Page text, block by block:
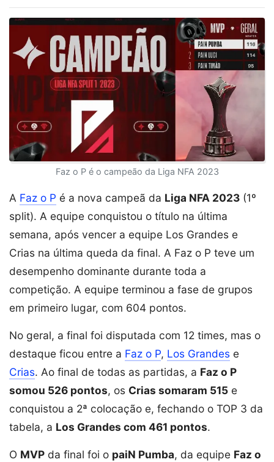
Faz o P é o campeão da Liga NFA 2023
A Faz o P é a nova campeã da Liga NFA 2023 (1º
split). A equipe conquistou o título na última
semana, após vencer a equipe Los Grandes e
Crias na última queda da final. A Faz o P teve um
desempenho dominante durante toda a
competição. A equipe terminou a fase de grupos
em primeiro lugar, com 604 pontos.
No geral, a final foi disputada com 12 times, mas o
destaque ficou entre a Faz o P, Los Grandes e
Crias. Ao final de todas as partidas, a Faz o P
somou 526 pontos, os Crias somaram 515 e
conquistou a 2ª colocação e, fechando o TOP 3 da
tabela, a Los Grandes com 461 pontos.
O MVP da final foi o paiN Pumba, da equipe Faz o